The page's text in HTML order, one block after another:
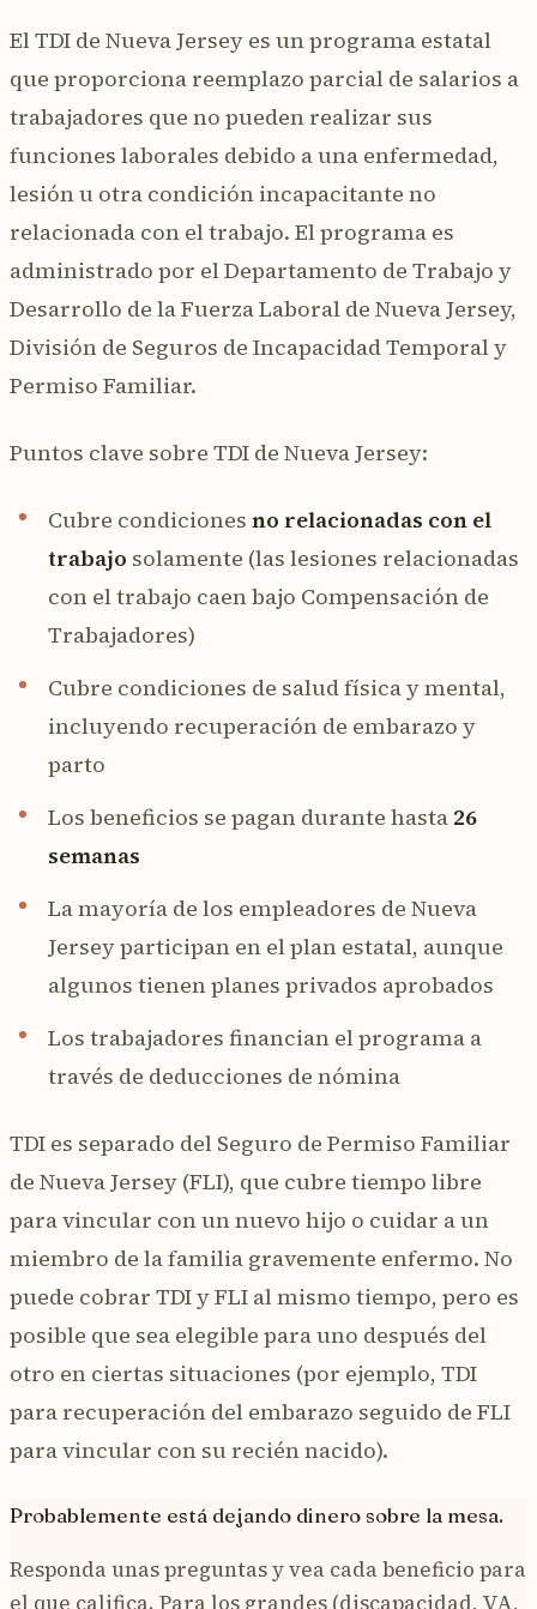
El TDI de Nueva Jersey es un programa estatal
que proporciona reemplazo parcial de salarios a
trabajadores que no pueden realizar sus
funciones laborales debido a una enfermedad,
lesión u otra condición incapacitante no
relacionada con el trabajo. El programa es
administrado por el Departamento de Trabajo y
Desarrollo de la Fuerza Laboral de Nueva Jersey,
División de Seguros de Incapacidad Temporal y
Permiso Familiar.
Puntos clave sobre TDI de Nueva Jersey:
Cubre condiciones no relacionadas con el
trabajo solamente (las lesiones relacionadas
con el trabajo caen bajo Compensación de
Trabajadores)
Cubre condiciones de salud física y mental,
incluyendo recuperación de embarazo y
parto
Los beneficios se pagan durante hasta 26
semanas
La mayoría de los empleadores de Nueva
Jersey participan en el plan estatal, aunque
algunos tienen planes privados aprobados
Los trabajadores financian el programa a
través de deducciones de nómina
TDI es separado del Seguro de Permiso Familiar
de Nueva Jersey (FLI), que cubre tiempo libre
para vincular con un nuevo hijo o cuidar a un
miembro de la familia gravemente enfermo. No
puede cobrar TDI y FLI al mismo tiempo, pero es
posible que sea elegible para uno después del
otro en ciertas situaciones (por ejemplo, TDI
para recuperación del embarazo seguido de FLI
para vincular con su recién nacido).
Probablemente está dejando dinero sobre la mesa.
Responda unas preguntas y vea cada beneficio para
el que califica. Para los grandes (discapacidad, VA,